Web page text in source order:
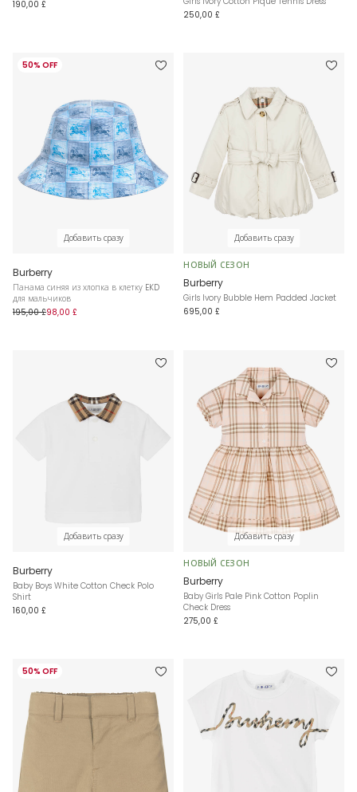
190,00 £
250,00 £
50% OFF
Добавить сразу
Burberry
Панама синяя из хлопка в клетку EKD
для мальчиков
195,00 £98,00 £
Добавить сразу
НОВЫЙ СЕЗОН
Burberry
Girls Ivory Bubble Hem Padded Jacket
695,00 £
Добавить сразу
Burberry
Baby Boys White Cotton Check Polo
Shirt
160,00 £
Добавить сразу
НОВЫЙ СЕЗОН
Burberry
Baby Girls Pale Pink Cotton Poplin
Check Dress
275,00 £
50% OFF